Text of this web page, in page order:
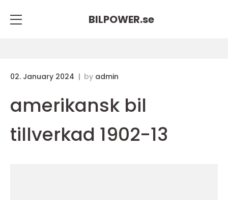
BILPOWER.se
02. January 2024 by admin
amerikansk bil
tillverkad 1902-13